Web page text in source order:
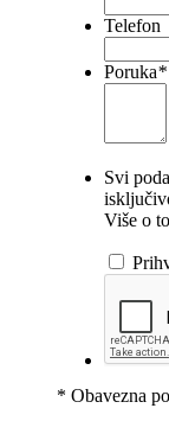
Telefon
Poruka*
Svi
Više o
* Obavezna